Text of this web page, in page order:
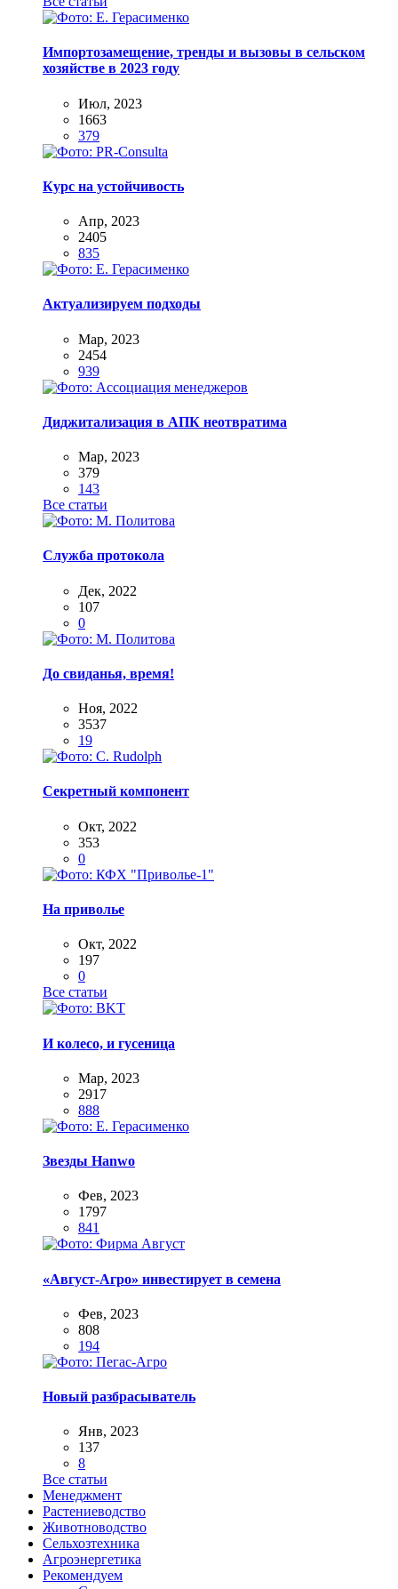
Импортозамещение, тренды и вызовы в сельском
хозяйстве в 2023 году
Июл, 2023
1663
379
Курс на устойчивость
Апр, 2023
2405
835
Актуализируем подходы
Мар, 2023
2454
939
Диджитализация в АПК неотвратима
Мар, 2023
379
143
Все статьи
Служба протокола
Дек, 2022
107
0
До свиданья, время!
Ноя, 2022
3537
19
Секретный компонент
Окт, 2022
353
0
На приволье
Окт, 2022
197
0
Все статьи
И колесо, и гусеница
Мар, 2023
2917
888
Звезды Hanwo
Фев, 2023
1797
841
«Август-Агро» инвестирует в семена
Фев, 2023
808
194
Новый разбрасыватель
Янв, 2023
137
8
Все статьи
Менеджмент
Растениеводство
Животноводство
Сельхозтехника
Агроэнергетика
Рекомендуем